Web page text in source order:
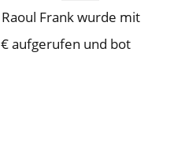
Frank wurde mit
aufgerufen und bot